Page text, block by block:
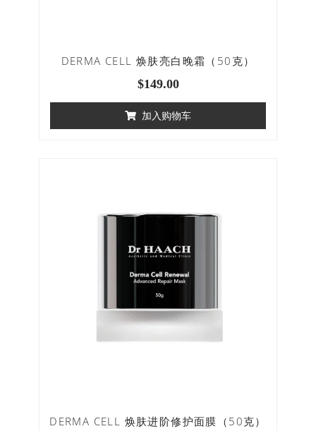
DERMA CELL 焕肤亮白晚霜（50克）
$149.00
加入购物车
DERMA CELL 焕肤进阶修护面膜（50克）